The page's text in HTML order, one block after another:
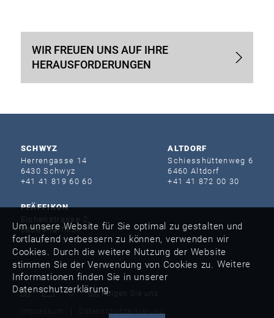
WIR FREUEN UNS AUF IHRE
HERAUSFORDERUNGEN
SCHWYZ
Herrengasse 14
6430 Schwyz
+41 41 819 60 60
ALTDORF
Schiesshütten­weg 6
6460 Altdorf
+41 41 872 00 30
PFÄFFIKON
Eichenstrasse 2
8808 Pfäffikon
+41 55 415 40 60
Folgen Sie uns
Um unsere Website für Sie optimal zu gestalten und
fortlaufend verbessern zu können, verwenden wir
Cookies. Durch die weitere Nutzung der Website
stimmen Sie der Verwendung von Cookies zu. Weitere
Informationen finden Sie in unserer
Datenschutzerklärung.